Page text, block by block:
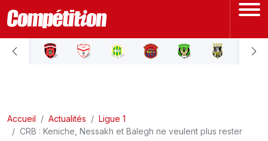
ACCUEIL
LIGUE 2
Accueil Actualités
Ligue 1
CRB : Keniche, Nessakh et Balegh ne veulent plus rester